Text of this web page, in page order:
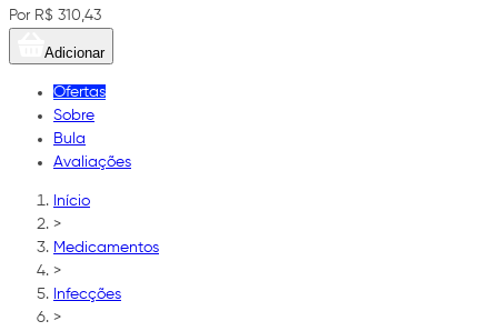
Por R$ 310,43
Adicionar
Ofertas
Sobre
Bula
Avaliações
Início
>
Medicamentos
>
Infecções
>